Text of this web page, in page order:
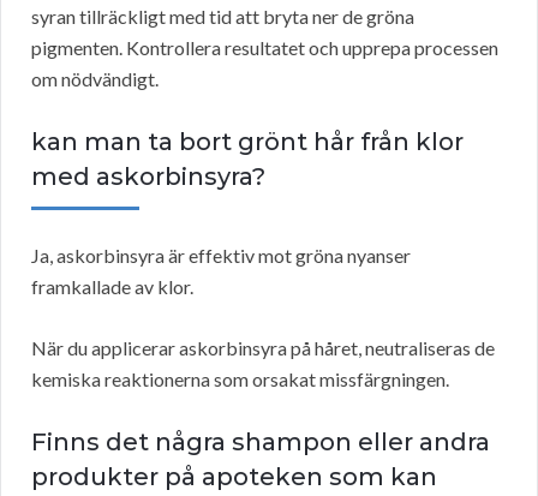
syran tillräckligt med tid att bryta ner de gröna
pigmenten. Kontrollera resultatet och upprepa processen
om nödvändigt.
kan man ta bort grönt hår från klor
med askorbinsyra?
Ja, askorbinsyra är effektiv mot gröna nyanser
framkallade av klor.
När du applicerar askorbinsyra på håret, neutraliseras de
kemiska reaktionerna som orsakat missfärgningen.
Finns det några shampon eller andra
produkter på apoteken som kan